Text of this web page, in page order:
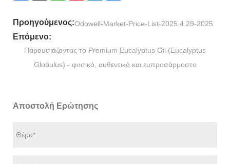
Προηγούμενος:Odowell-Market-Price-List-2025.4.29-2025
Επόμενο:
Παρουσιάζοντας το Premium Eucalyptus Oil (Eucalyptus
Globulus) - φυσικό, αυθεντικό και ευπροσάρμοστο
Αποστολή Ερώτησης